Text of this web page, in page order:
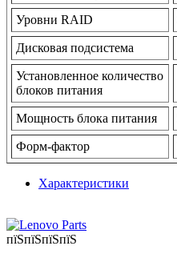
Уровни RAID
Дисковая подсистема
Установленное количество
блоков питания
Мощность блока питания
Форм-фактор
Характеристики
пїЅпїЅпїЅпїЅ